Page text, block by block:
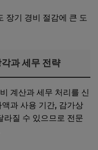
장기 경비 절감에 큰 도
과 세무 전략
계산과 세무 처리를 신
과 사용 기간, 감가상
라질 수 있으므로 전문